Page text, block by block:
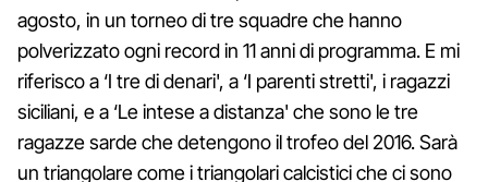
agosto, in un torneo di tre squadre che hanno
polverizzato ogni record in 11 anni di programma. E mi
riferisco a ‘I tre di denari', a ‘I parenti stretti', i ragazzi
siciliani, e a ‘Le intese a distanza' che sono le tre
ragazze sarde che detengono il trofeo del 2016. Sarà
un triangolare come i triangolari calcistici che ci sono